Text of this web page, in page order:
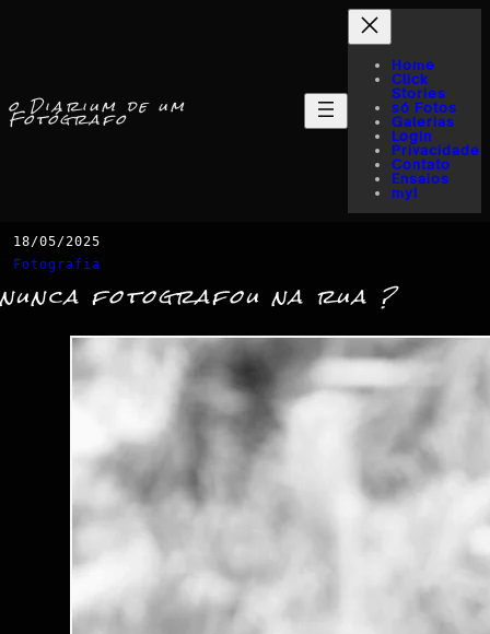
o Diarium de um
Fotógrafo
Home
Click
Stories
só Fotos
Galerias
Login
Privacidade
Contato
Ensaios
myI
18/05/2025
Fotografia
nunca fotografou na rua ?